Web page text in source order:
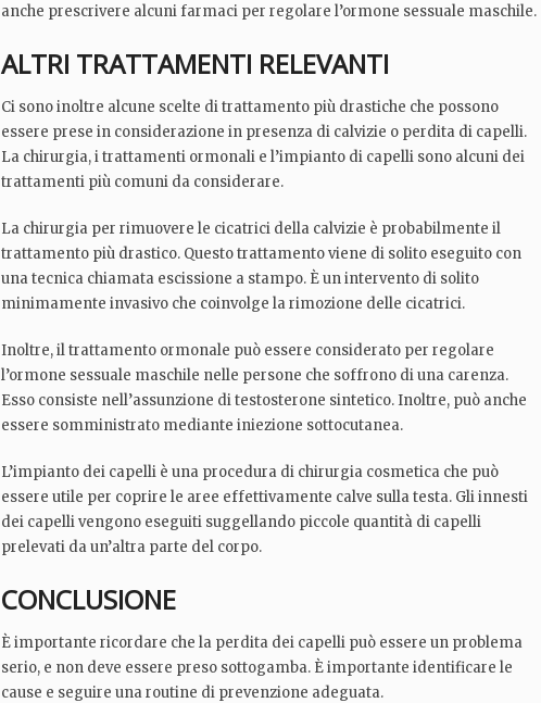
anche prescrivere alcuni farmaci per regolare l’ormone sessuale maschile.
ALTRI TRATTAMENTI RELEVANTI
Ci sono inoltre alcune scelte di trattamento più drastiche che possono
essere prese in considerazione in presenza di calvizie o perdita di capelli.
La chirurgia, i trattamenti ormonali e l’impianto di capelli sono alcuni dei
trattamenti più comuni da considerare.
La chirurgia per rimuovere le cicatrici della calvizie è probabilmente il
trattamento più drastico. Questo trattamento viene di solito eseguito con
una tecnica chiamata escissione a stampo. È un intervento di solito
minimamente invasivo che coinvolge la rimozione delle cicatrici.
Inoltre, il trattamento ormonale può essere considerato per regolare
l’ormone sessuale maschile nelle persone che soffrono di una carenza.
Esso consiste nell’assunzione di testosterone sintetico. Inoltre, può anche
essere somministrato mediante iniezione sottocutanea.
L’impianto dei capelli è una procedura di chirurgia cosmetica che può
essere utile per coprire le aree effettivamente calve sulla testa. Gli innesti
dei capelli vengono eseguiti suggellando piccole quantità di capelli
prelevati da un’altra parte del corpo.
CONCLUSIONE
È importante ricordare che la perdita dei capelli può essere un problema
serio, e non deve essere preso sottogamba. È importante identificare le
cause e seguire una routine di prevenzione adeguata.